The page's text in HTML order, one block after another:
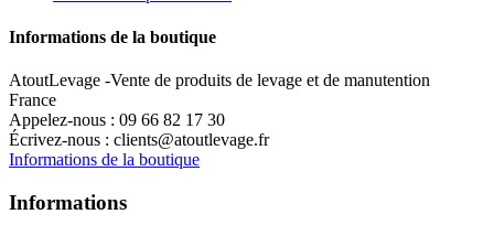
Informations de la boutique
AtoutLevage -Vente de produits de levage et de manutention
France
Appelez-nous : 09 66 82 17 30
Écrivez-nous : clients@atoutlevage.fr
Informations de la boutique
Informations